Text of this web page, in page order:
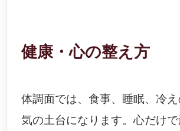
健康・心の整え方
体調面では、食事、睡眠、冷
気の土台になります。心だけで